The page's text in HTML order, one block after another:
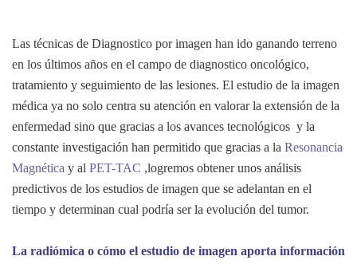
Las técnicas de Diagnostico por imagen han ido ganando terreno
en los últimos años en el campo de diagnostico oncológico,
tratamiento y seguimiento de las lesiones. El estudio de la imagen
médica ya no solo centra su atención en valorar la extensión de la
enfermedad sino que gracias a los avances tecnológicos y la
constante investigación han permitido que gracias a la Resonancia
Magnética y al PET-TAC ,logremos obtener unos análisis
predictivos de los estudios de imagen que se adelantan en el
tiempo y determinan cual podría ser la evolución del tumor.
La radiómica o cómo el estudio de imagen aporta información